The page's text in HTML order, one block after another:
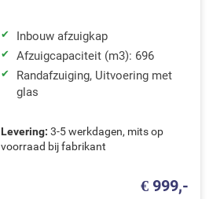
Inbouw afzuigkap
Afzuigcapaciteit (m3): 696
Randafzuiging, Uitvoering met
glas
Levering: 3-5 werkdagen, mits op
voorraad bij fabrikant
€ 999,-